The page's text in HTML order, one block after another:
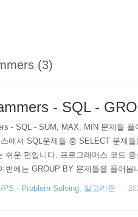
(3)
- SQL -
- SQL - SUM, MAX, MIN 문제들
에서 SQL문제들 중 SELECT 문제
쉬운 편입니다. 프로그래머스 코드
번에는 GROUP BY 문제들을 풀어
몇 마리 있을까 ANIMAL_INS 테이
PS - Problem Solving, 알고리즘